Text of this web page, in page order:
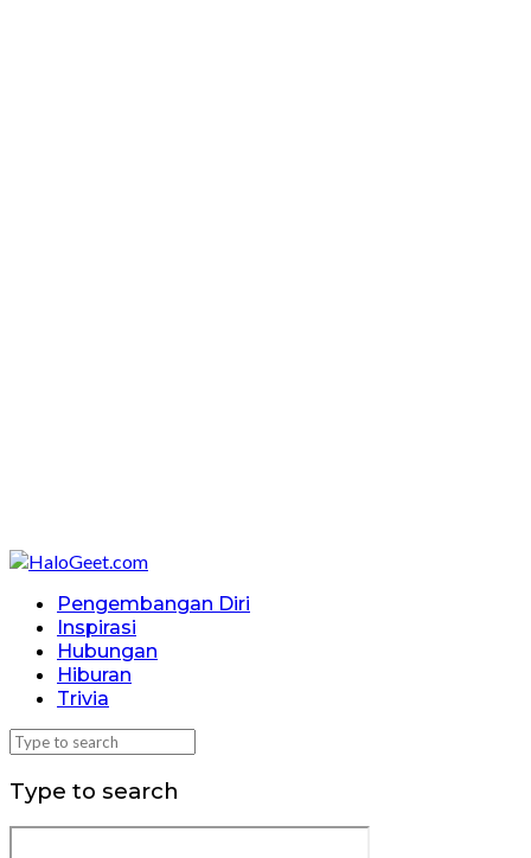
Pengembangan Diri
Inspirasi
Hubungan
Hiburan
Trivia
Type to search